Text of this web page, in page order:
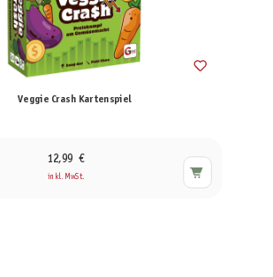
Veggie Crash Kartenspiel
12,99 €
inkl. MwSt.